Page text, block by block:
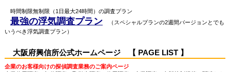
時間制限無制限（1日最大24時間）の調査プラン
最強の浮気調査プラン（スペシャルプランの2週間バージョンとでも
いうべき浮気調査プラン）
大阪府興信所公式ホームページ 【 PAGE LIST 】
企業のお客様向けの探偵調査業務のご案内ページ